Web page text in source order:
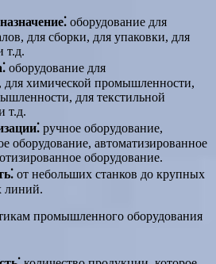
оборудование для
для сборки, для упаковки, для
т.д.
оборудование для
для химической промышленности,
для текстильной
т.д.
ручное оборудование,
оборудование, автоматизированное
оборудование.
от небольших станков до крупных
линий.
промышленного оборудования